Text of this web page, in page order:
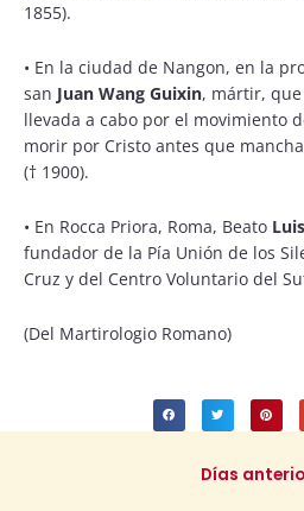
1855).
• En la ciudad de Nangon, en la
san Juan Wang Guixin, mártir,
llevada a cabo por el movimiento
morir por Cristo antes que
(† 1900).
• En Rocca Priora, Roma, Beato
fundador de la Pía Unión de los
Cruz y del Centro Voluntario del
(Del Martirologio Romano)
Días